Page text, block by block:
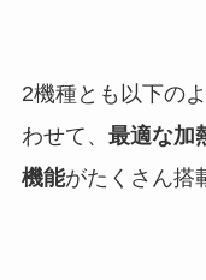
2機種とも以下の
わせて、 最適な加
機能がたくさん搭